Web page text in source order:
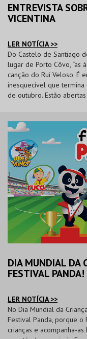
ENTREVISTA
VICENTINA
LER NOTÍCIA >>
Do Castelo de Santiago
lugar de Porto Côvo, “as
canção do Rui Veloso. É
inesquecível que termina
de outubro. Estão
DIA MUNDIAL DA
FESTIVAL PANDA!
LER NOTÍCIA >>
No Dia Mundial da
Festival Panda, porque o
crianças e acompanha-